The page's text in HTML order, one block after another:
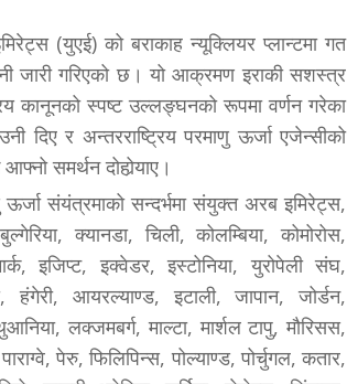
(युएई) को बराकाह न्यूक्लियर प्लान्टमा गत
जारी गरिएको छ। यो आक्रमण इराकी सशस्त्र
कानूनको स्पष्ट उल्लङ्घनको रूपमा वर्णन गरेका
दिए र अन्तरराष्ट्रिय परमाणु ऊर्जा एजेन्सीको
समर्थन दोहोर्‍याए।
संयंत्रमाको सन्दर्भमा संयुक्त अरब इमिरेट्स,
क्यानडा, चिली, कोलम्बिया, कोमोरोस,
इजिप्ट, इक्वेडर, इस्टोनिया, युरोपेली संघ,
हंगेरी, आयरल्याण्ड, इटाली, जापान, जोर्डन,
लक्जमबर्ग, माल्टा, मार्शल टापु, मौरिसस,
पेरु, फिलिपिन्स, पोल्याण्ड, पोर्चुगल, कतार,